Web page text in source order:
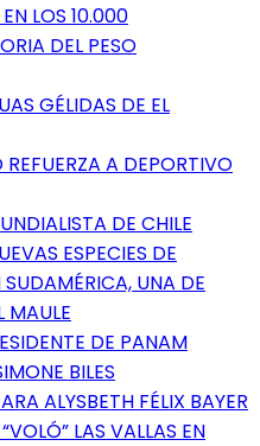
LOS 10.000
DEL PESO
GÉLIDAS DE EL
A DEPORTIVO
DE CHILE
ESPECIES DE
UNA DE
MAULE
DE PANAM
BILES
ALYSBETH FÉLIX BAYER
LAS VALLAS EN